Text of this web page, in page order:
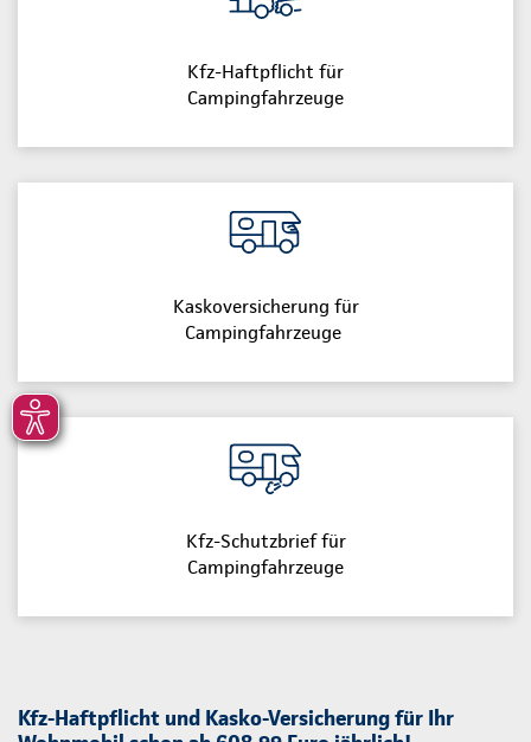
Kfz-Haftpflicht für
Campingfahrzeuge
Kaskoversicherung für
Campingfahrzeuge
Kfz-Schutzbrief für
Campingfahrzeuge
Kfz-Haftpflicht und Kasko-Versicherung für Ihr